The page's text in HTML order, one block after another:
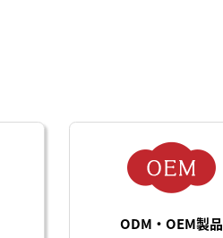
ODM・OEM製品